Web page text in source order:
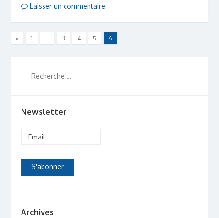
Laisser un commentaire
« 1 … 3 4 5 6
Newsletter
Archives